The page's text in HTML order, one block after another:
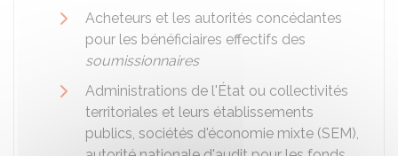
Acheteurs et les autorités concédantes
pour les bénéficiaires effectifs des
soumissionnaires
Administrations de l'État ou collectivités
territoriales et leurs établissements
publics, sociétés d'économie mixte (SEM),